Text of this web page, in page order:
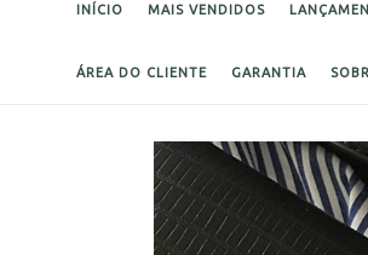
INÍCIO MAIS VENDIDOS
ÁREA DO CLIENTE GARANTIA